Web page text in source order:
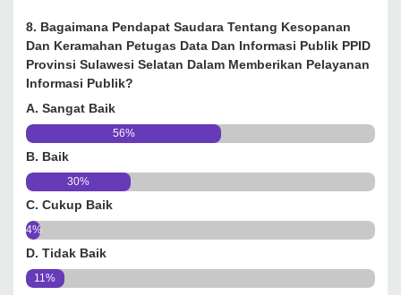
8. Bagaimana Pendapat Saudara Tentang Kesopanan
Dan Keramahan Petugas Data Dan Informasi Publik PPID
Provinsi Sulawesi Selatan Dalam Memberikan Pelayanan
Informasi Publik?
A. Sangat Baik
56%
B. Baik
30%
C. Cukup Baik
4%
D. Tidak Baik
11%